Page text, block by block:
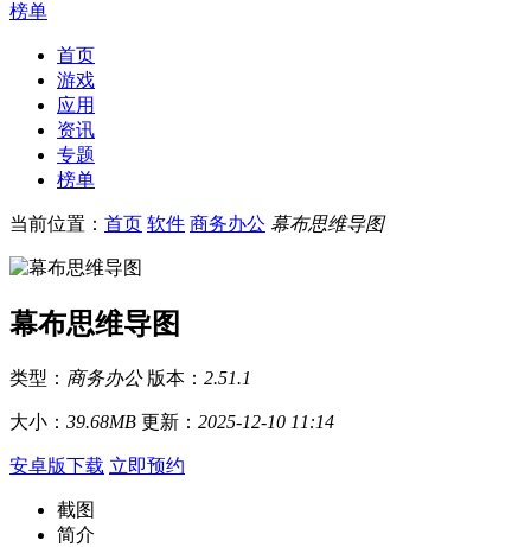
榜单
首页
游戏
应用
资讯
专题
榜单
当前位置： 首页 软件 商务办公 幕布思维导图
幕布思维导图
类型： 商务办公 版本： 2.51.1
大小： 39.68MB 更新： 2025-12-10 11:14
安卓版下载 立即预约
截图
简介